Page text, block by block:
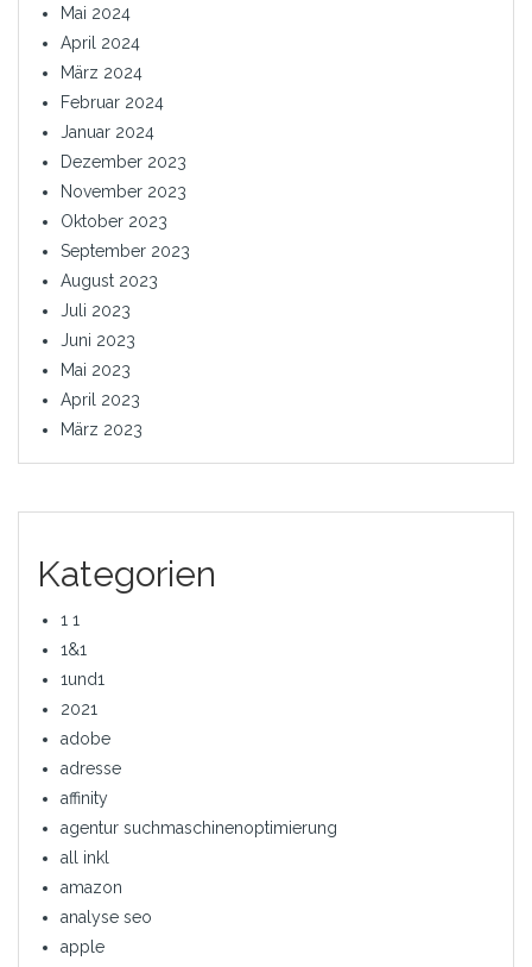
Mai 2024
April 2024
März 2024
Februar 2024
Januar 2024
Dezember 2023
November 2023
Oktober 2023
September 2023
August 2023
Juli 2023
Juni 2023
Mai 2023
April 2023
März 2023
Kategorien
1 1
1&1
1und1
2021
adobe
adresse
affinity
agentur suchmaschinenoptimierung
all inkl
amazon
analyse seo
apple